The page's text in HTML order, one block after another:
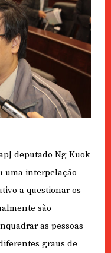
deputado Ng Kuok
uma interpelação
a questionar os
são
as pessoas
graus de